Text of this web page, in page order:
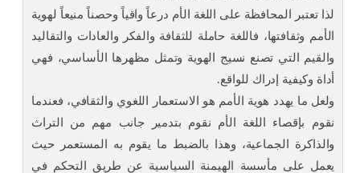
لذا تعتبر المحافظة على اللغة الأم درعاً واقياً وحصناً منيعاً لهوية
الأمم وثقافتها، فاللغة حاملة للثقافة والفكر والعادات والتقاليد
والقيم التي تصنع نسيج الهوية وتمثل مظهرها الأساسي، فهي
أداة وكيفية إدراك للواقع.
ولعل ما يهدد هوية الأمم هو الاستعمار اللغوي والثقافي، فعندما
نقوم بإقصاء اللغة الأم نقوم بتدمير جانب مهم من التراث
والذاكرة الجماعية، وهذا بالضبط ما يقوم به المستعمر حيث
يعمل على مأسسة الهيمنة السياسية عن طريق التحكم في